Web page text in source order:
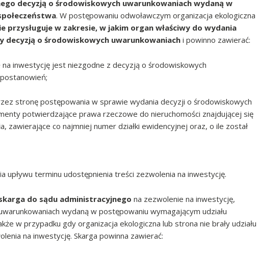
decyzją o środowiskowych uwarunkowaniach wydaną w
. W postępowaniu odwoławczym organizacja ekologiczna
przysługuje w zakresie, w jakim organ właściwy do wydania
decyzją o środowiskowych uwarunkowaniach i powinno zawierać:
inwestycję jest niezgodne z decyzją o środowiskowych
stronę postępowania w sprawie wydania decyzji o środowiskowych
potwierdzające prawa rzeczowe do nieruchomości znajdującej się
zawierające co najmniej numer działki ewidencyjnej oraz, o ile został
upływu terminu udostępnienia treści zezwolenia na inwestycję.
do sądu administracyjnego na zezwolenie na inwestycję,
wydaną w postępowaniu wymagającym udziału
w przypadku gdy organizacja ekologiczna lub strona nie brały udziału
na inwestycję. Skarga powinna zawierać: